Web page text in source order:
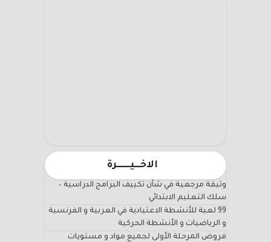
الاخـــيـــــــرة
وثيقة مرجعية في شأن تكييف البرامج الدراسية –
سلك التعليم الابتدائي
99 لعبة للأنشطة الاعتيادية في العربية و الفرنسية
و الرياضيات و الأنشطة الحركية
فروض المرحلة الأولى لجميع مواد و مستويات